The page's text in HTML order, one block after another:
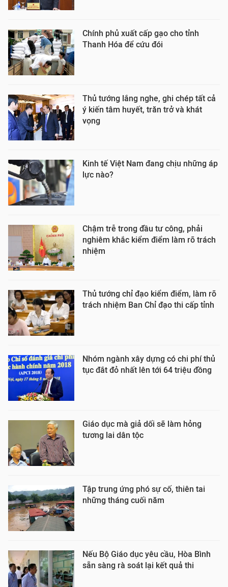
Chính phủ xuất cấp gạo cho tỉnh
Thanh Hóa để cứu đói
Thủ tướng lắng nghe, ghi chép tất cả
ý kiến tâm huyết, trăn trở và khát
vọng
Kinh tế Việt Nam đang chịu những áp
lực nào?
Chậm trễ trong đầu tư công, phải
nghiêm khắc kiểm điểm làm rõ trách
nhiệm
Thủ tướng chỉ đạo kiểm điểm, làm rõ
trách nhiệm Ban Chỉ đạo thi cấp tỉnh
Nhóm ngành xây dựng có chi phí thủ
tục đắt đỏ nhất lên tới 64 triệu đồng
Giáo dục mà giả dối sẽ làm hỏng
tương lai dân tộc
Tập trung ứng phó sự cố, thiên tai
những tháng cuối năm
Nếu Bộ Giáo dục yêu cầu, Hòa Bình
sẵn sàng rà soát lại kết quả thi